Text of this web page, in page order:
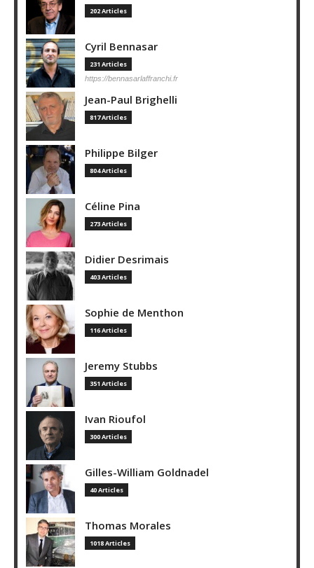
202 Articles
Cyril Bennasar
231 Articles
https://bennasarlaffranchi.fr
Jean-Paul Brighelli
817 Articles
Philippe Bilger
804 Articles
Céline Pina
273 Articles
Didier Desrimais
403 Articles
Sophie de Menthon
116 Articles
Jeremy Stubbs
351 Articles
Ivan Rioufol
300 Articles
Gilles-William Goldnadel
40 Articles
Thomas Morales
1018 Articles